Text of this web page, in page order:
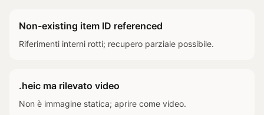
Non-existing item ID referenced
Riferimenti interni rotti; recupero parziale possibile.
.heic ma rilevato video
Non è immagine statica; aprire come video.